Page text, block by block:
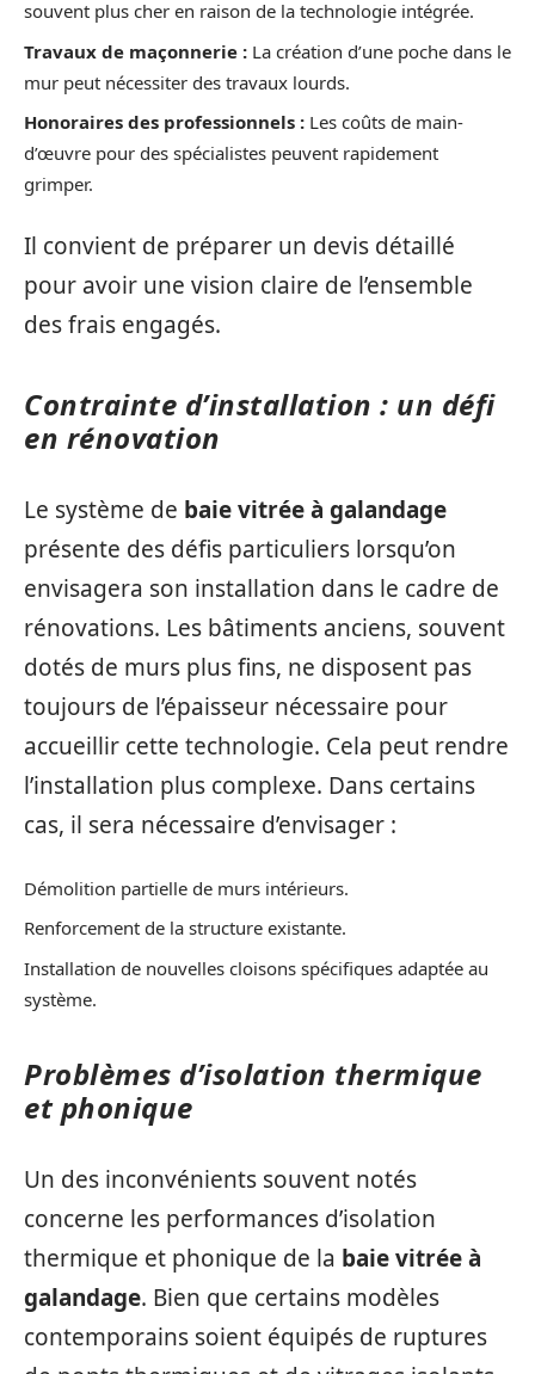
souvent plus cher en raison de la technologie intégrée.
Travaux de maçonnerie : La création d’une poche dans le
mur peut nécessiter des travaux lourds.
Honoraires des professionnels : Les coûts de main-
d’œuvre pour des spécialistes peuvent rapidement
grimper.
Il convient de préparer un devis détaillé
pour avoir une vision claire de l’ensemble
des frais engagés.
Contrainte d’installation : un défi
en rénovation
Le système de baie vitrée à galandage
présente des défis particuliers lorsqu’on
envisagera son installation dans le cadre de
rénovations. Les bâtiments anciens, souvent
dotés de murs plus fins, ne disposent pas
toujours de l’épaisseur nécessaire pour
accueillir cette technologie. Cela peut rendre
l’installation plus complexe. Dans certains
cas, il sera nécessaire d’envisager :
Démolition partielle de murs intérieurs.
Renforcement de la structure existante.
Installation de nouvelles cloisons spécifiques adaptée au
système.
Problèmes d’isolation thermique
et phonique
Un des inconvénients souvent notés
concerne les performances d’isolation
thermique et phonique de la baie vitrée à
galandage. Bien que certains modèles
contemporains soient équipés de ruptures